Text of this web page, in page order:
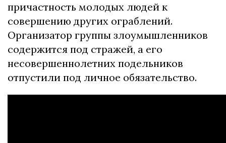
причастность молодых людей к
совершению других ограблений.
Организатор группы злоумышленников
содержится под стражей, а его
несовершеннолетних подельников
отпустили под личное обязательство.